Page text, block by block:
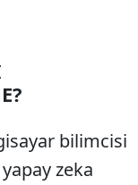
bilimcisi
zeka